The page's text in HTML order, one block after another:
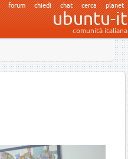
forum chiedi chat cerca planet
ubuntu-it
comunità italiana